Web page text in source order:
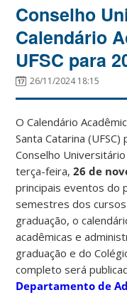
Conselho
Calendário
UFSC para
26/11/2024 18:15
O Calendário
Santa Catarina
Conselho
terça-feira,26 de
principais eventos do
semestres dos
graduação, o
acadêmicas e
graduação e do
completo será
Departamento de